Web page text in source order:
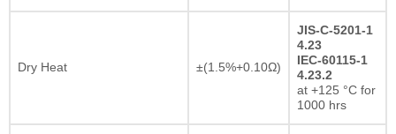
Dry Heat ±(1.5%+0.10Ω)
JIS-C-5201-1
4.23
IEC-60115-1
4.23.2
at +125 °C for
1000 hrs